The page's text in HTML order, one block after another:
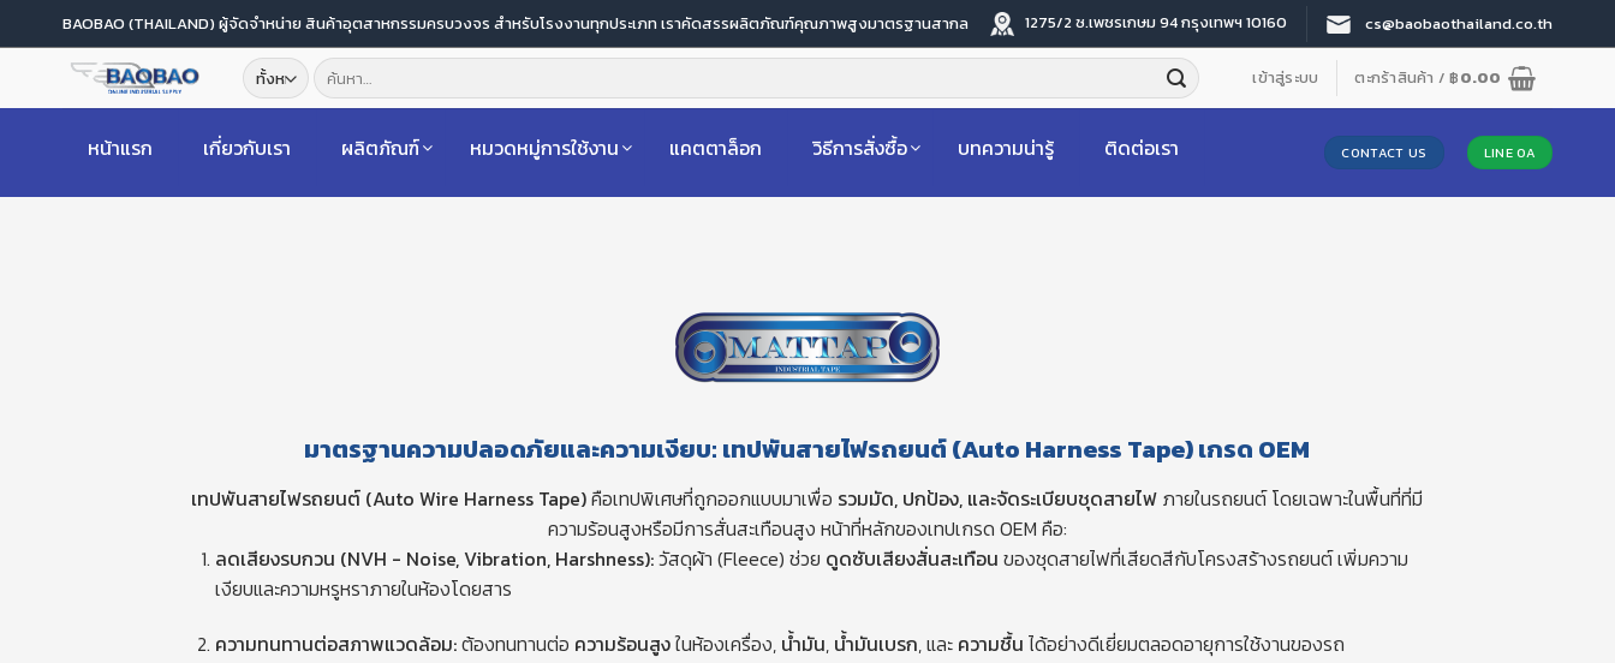
ไป
เนื้อหา
BAOBAO (THAILAND) ผู้จัดจำหน่าย สินค้าอุตสาหกรรมครบวงจร สำหรับโรงงานทุกประเภท เราคัดสรรผลิตภัณฑ์คุณภาพสูงมาตรฐานสากล 1275/2 ซ.เพชรเกษม 94 กรุงเทพฯ 10160 cs@baobaothailand.co.th
ค้นหา: เข้าสู่ระบบ ตะกร้าสินค้า /฿0.00
หน้าแรก เกี่ยวกับเรา ผลิตภัณฑ์ หมวดหมู่การใช้งาน แคตตาล็อก วิธีการสั่งซื้อ บทความน่ารู้ ติดต่อเรา CONTACT US LINE OA
มาตรฐานความปลอดภัยและความเงียบ: เทปพันสายไฟรถยนต์ (Auto Harness Tape) เกรด OEM
เทปพันสายไฟรถยนต์ (Auto Wire Harness Tape)คือเทปพิเศษที่ถูกออกแบบมาเพื่อ รวมมัด, ปกป้อง, และจัดระเบียบชุดสายไฟ ภายในรถยนต์ โดยเฉพาะในพื้นที่ที่มี
ความร้อนสูงหรือมีการสั่นสะเทือนสูง หน้าที่หลักของเทปเกรด OEM คือ:
ลดเสียงรบกวน (NVH - Noise, Vibration, Harshness):วัสดุผ้า (Fleece) ช่วย ดูดซับเสียงสั่นสะเทือน ของชุดสายไฟที่เสียดสีกับโครงสร้างรถยนต์ เพิ่มความ
เงียบและความหรูหราภายในห้องโดยสาร
ความทนทานต่อสภาพแวดล้อม:ต้องทนทานต่อ ความร้อนสูงในห้องเครื่อง, น้ำมัน, น้ำมันเบรก, และ ความชื้น ได้อย่างดีเยี่ยมตลอดอายุการใช้งานของรถ